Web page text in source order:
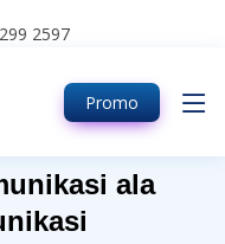
2597
Promo
ala